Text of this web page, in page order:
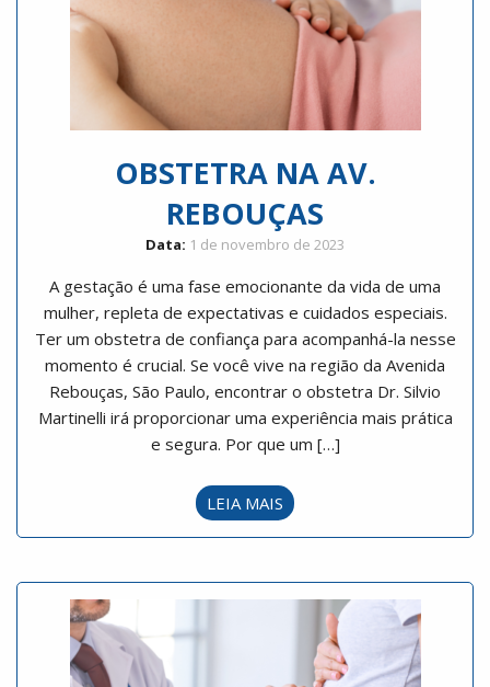
OBSTETRA NA AV.
REBOUÇAS
Data: 1 de novembro de 2023
A gestação é uma fase emocionante da vida de uma
mulher, repleta de expectativas e cuidados especiais.
Ter um obstetra de confiança para acompanhá-la nesse
momento é crucial. Se você vive na região da Avenida
Rebouças, São Paulo, encontrar o obstetra Dr. Silvio
Martinelli irá proporcionar uma experiência mais prática
e segura. Por que um […]
LEIA MAIS